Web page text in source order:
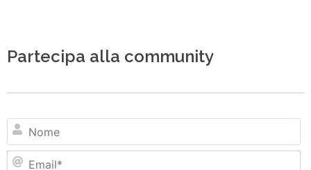
Partecipa alla community